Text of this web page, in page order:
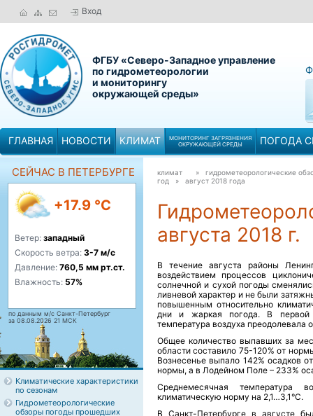
Вход
ФГБУ «Северо-Западное управление
по гидрометеорологии
и мониторингу
окружающей среды»
ГЛАВНАЯ НОВОСТИ КЛИМАТ
МОНИТОРИНГ ЗАГРЯЗНЕНИЯ
ОКРУЖАЮЩЕЙ СРЕДЫ
ПОГОДА
СЕЙЧАС В ПЕТЕРБУРГЕ
+17.9 °C
Ветер: западный
Скорость ветра: 3-7 м/с
Давление: 760,5 мм рт.ст.
Влажность: 57%
по данным м/с Санкт-Петербург
за 08.08.2026 21 МСК
Климатические характеристики
по сезонам
Гидрометеорологические
обзоры погоды прошедших
климат
» гидрометеорологические
год » август 2018 года
августа 2018 г.
В течение августа районы
воздействием процессов
солнечной и сухой погоды
ливневой характер и не были
повышенным относительно
дни и жаркая погода. В первой
температура воздуха преодолевала
Общее количество выпавших за
области составило 75-120% от
Вознесенье выпало 142% осадков
нормы, а в Лодейном Поле – 233%
Среднемесячная температура
климатическую норму на 2,1…3,1°С.
В Санкт-Петербурге в августе